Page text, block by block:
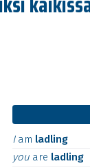
I am ladling
you are ladling